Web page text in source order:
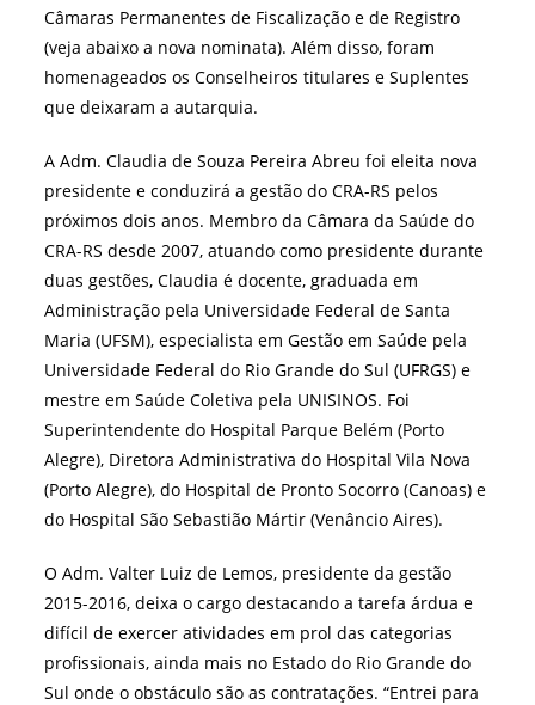
Câmaras Permanentes de Fiscalização e de Registro
(veja abaixo a nova nominata). Além disso, foram
homenageados os Conselheiros titulares e Suplentes
que deixaram a autarquia.
A Adm. Claudia de Souza Pereira Abreu foi eleita nova
presidente e conduzirá a gestão do CRA-RS pelos
próximos dois anos. Membro da Câmara da Saúde do
CRA-RS desde 2007, atuando como presidente durante
duas gestões, Claudia é docente, graduada em
Administração pela Universidade Federal de Santa
Maria (UFSM), especialista em Gestão em Saúde pela
Universidade Federal do Rio Grande do Sul (UFRGS) e
mestre em Saúde Coletiva pela UNISINOS. Foi
Superintendente do Hospital Parque Belém (Porto
Alegre), Diretora Administrativa do Hospital Vila Nova
(Porto Alegre), do Hospital de Pronto Socorro (Canoas) e
do Hospital São Sebastião Mártir (Venâncio Aires).
O Adm. Valter Luiz de Lemos, presidente da gestão
2015-2016, deixa o cargo destacando a tarefa árdua e
difícil de exercer atividades em prol das categorias
profissionais, ainda mais no Estado do Rio Grande do
Sul onde o obstáculo são as contratações. “Entrei para